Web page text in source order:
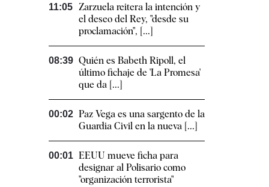
11:05 Zarzuela reitera la intención y
el deseo del Rey, "desde su
proclamación", [...]
08:39 Quién es Babeth Ripoll, el
último fichaje de 'La Promesa'
que da [...]
00:02 Paz Vega es una sargento de la
Guardia Civil en la nueva [...]
00:01 EEUU mueve ficha para
designar al Polisario como
"organización terrorista"